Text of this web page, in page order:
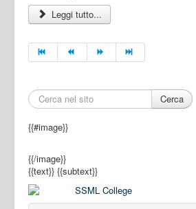
Leggi tutto...
Cerca
{{#image}}
{{/image}}
{{text}} {{subtext}}